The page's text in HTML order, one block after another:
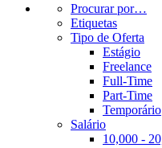
Procurar por…
Etiquetas
Tipo de Oferta
Estágio
Freelance
Full-Time
Part-Time
Temporário
Salário
10,000 -